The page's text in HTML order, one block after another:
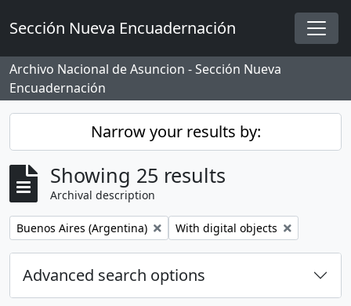
Sección Nueva Encuadernación
Archivo Nacional de Asuncion - Sección Nueva
Encuadernación
Narrow your results by:
Showing 25 results
Archival description
Remove filter:
Buenos Aires (Argentina) Remove filter:
With digital objects
Advanced search options